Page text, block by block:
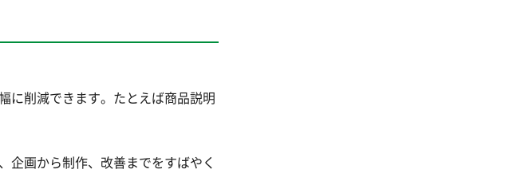
に削減できます。たとえば商品説明
企画から制作、改善までをすばやく